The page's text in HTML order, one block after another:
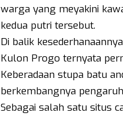
warga yang meyakini
kedua putri tersebut.
Di balik
Kulon Progo ternyata
Keberadaan stupa batu
berkembangnya
Sebagai salah satu situs